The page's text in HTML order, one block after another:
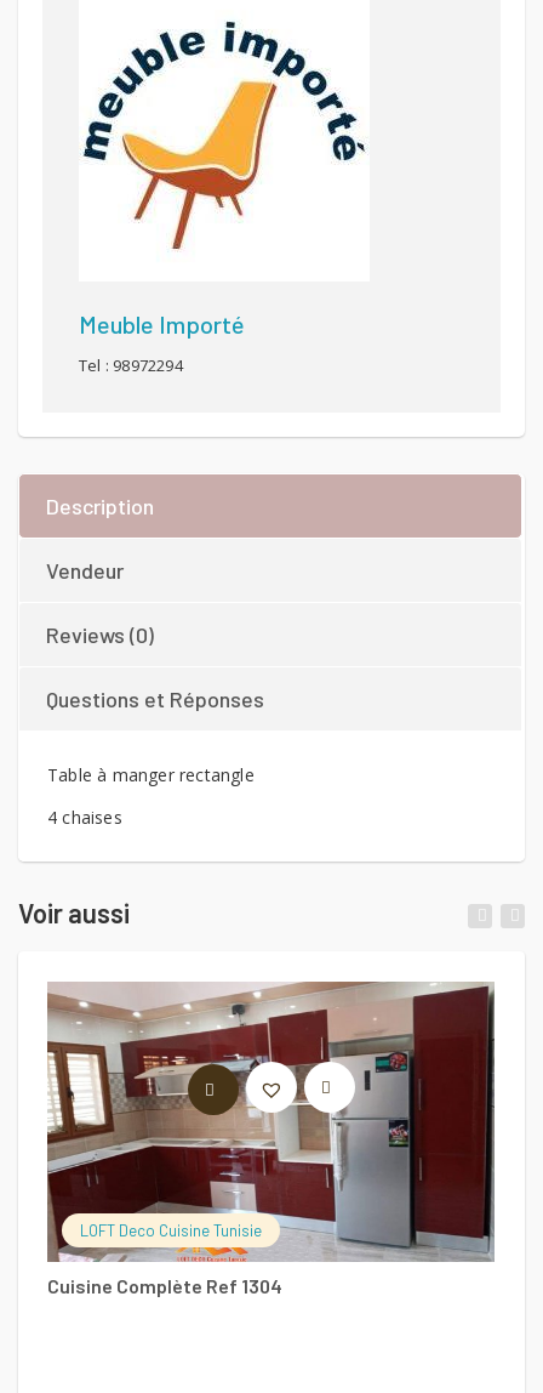
Meuble Importé
Tel : 98972294
Description
Vendeur
Reviews (0)
Questions et Réponses
Table à manger rectangle
4 chaises
Voir aussi
LOFT Deco Cuisine Tunisie
Cuisine Complète Ref 1304
LIRE LA SUITE